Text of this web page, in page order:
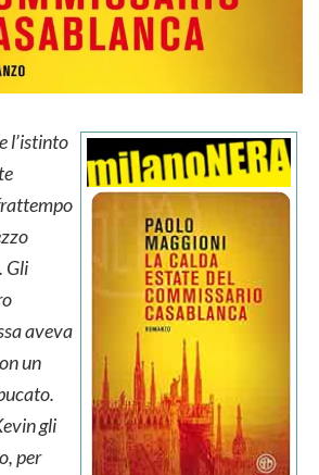
l’istinto
Gli
aveva
un
gli
per